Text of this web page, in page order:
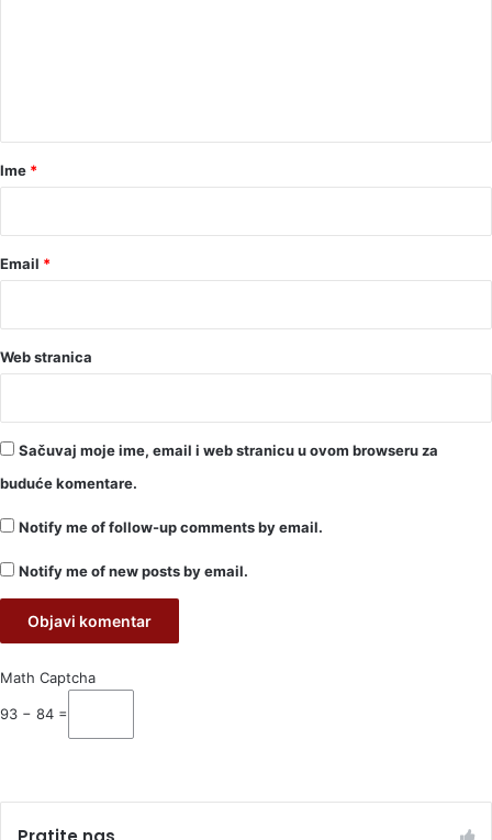
rIme *
Email *
Web stranica
Sačuvaj moje ime, email i web stranicu u ovom browseru za
buduće komentare.
Notify me of follow-up comments by email.
Notify me of new posts by email.
Math Captcha
93 − 84 =